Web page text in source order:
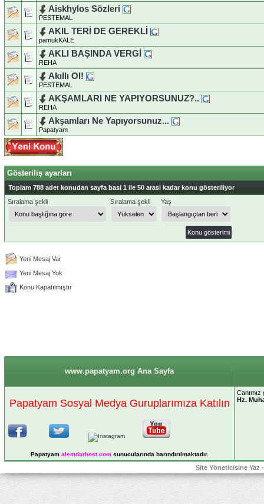
Aiskhylos Sözleri
PESTEMAL
AKIL TERİ DE GEREKLİ
pamukKALE
AKLI BAŞINDA VERGİ
REHA
Akıllı Ol!
PESTEMAL
AKŞAMLARI NE YAPIYORSUNUZ?..
REHA
Akşamları Ne Yapıyorsunuz...
Papatyam
Gösteriliş ayarları
Toplam 788 adet konudan sayfa basi 1 ile 50 arasi kadar konu gösteriliyor
Sıralama şekli
Sıralama şekli Yaş
Yeni Mesaj Var
Yeni Mesaj Yok
Konu Kapatılmıştır
www.papatyam.org Ana Sayfa
Papatyam Sosyal Medya Guruplarımıza Katılın
Papatyam alemdarhost.comsunucularında barındırılmaktadır.
Hz.
Site Yöneticisine Yaz